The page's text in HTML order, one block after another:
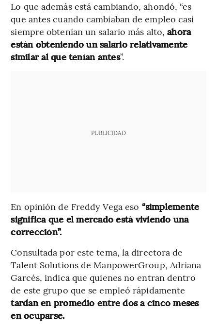
Lo que además está cambiando, ahondó, “es
que antes cuando cambiaban de empleo casi
siempre obtenían un salario más alto,ahora
están obteniendo un salario relativamente
similar al que tenían antes”.
PUBLICIDAD
En opinión de Freddy Vega eso “simplemente
significa que el mercado está viviendo una
corrección”.
Consultada por este tema, la directora de
Talent Solutions de ManpowerGroup, Adriana
Garcés, indica que quienes no entran dentro
de este grupo que se empleó rápidamente
tardan en promedio entre dos a cinco meses
en ocuparse.